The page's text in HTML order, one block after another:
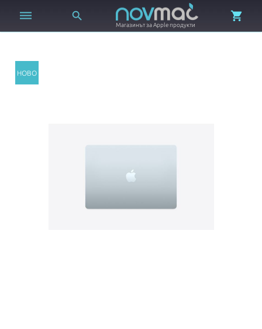
 
Магазинът за Apple продукти
